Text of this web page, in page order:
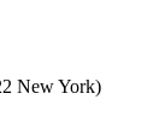
New York)